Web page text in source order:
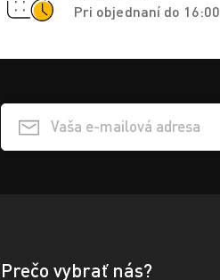
Pri objednaní do 16:00
Přihlášení e-mailu k odběru
Prečo vybrať nás?